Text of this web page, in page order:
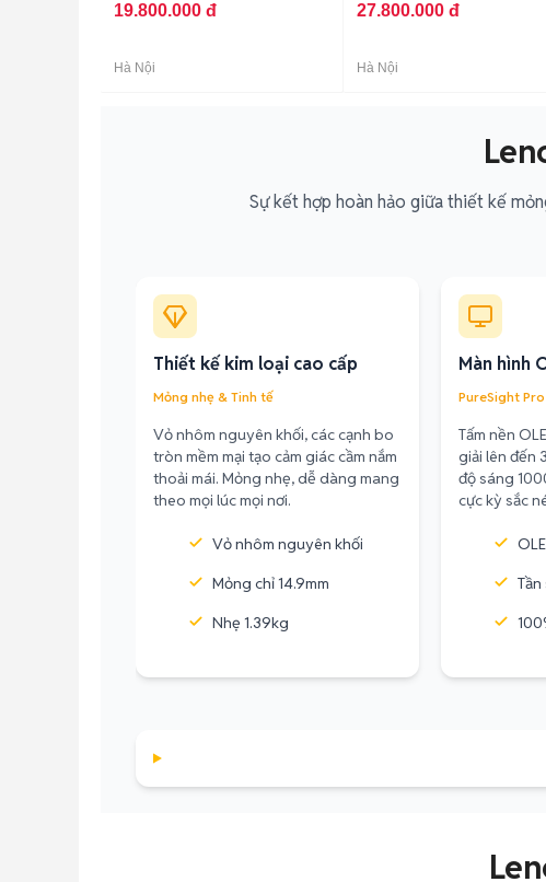
19.800.000 đ
Hà Nội
27.800.000 đ
Hà Nội
Sự kết hợp hoàn hảo giữa thiết kế
Thiết kế kim loại cao cấp
Mỏng nhẹ & Tinh tế
Vỏ nhôm nguyên khối, các cạnh bo
tròn mềm mại tạo cảm giác cầm nắm
thoải mái. Mỏng nhẹ, dễ dàng mang
theo mọi lúc mọi nơi.
Vỏ nhôm nguyên khối
Mỏng chỉ 14.9mm
Nhẹ 1.39kg
Màn hình
PureSight
Tấm nền
giải lên đến
độ sáng
cực kỳ sắc